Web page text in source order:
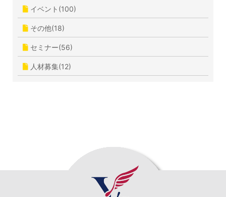
イベント(100)
その他(18)
セミナー(56)
人材募集(12)